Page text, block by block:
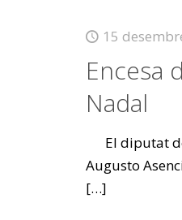
15
Encesa
Nadal
El diputat
Augusto
[…]